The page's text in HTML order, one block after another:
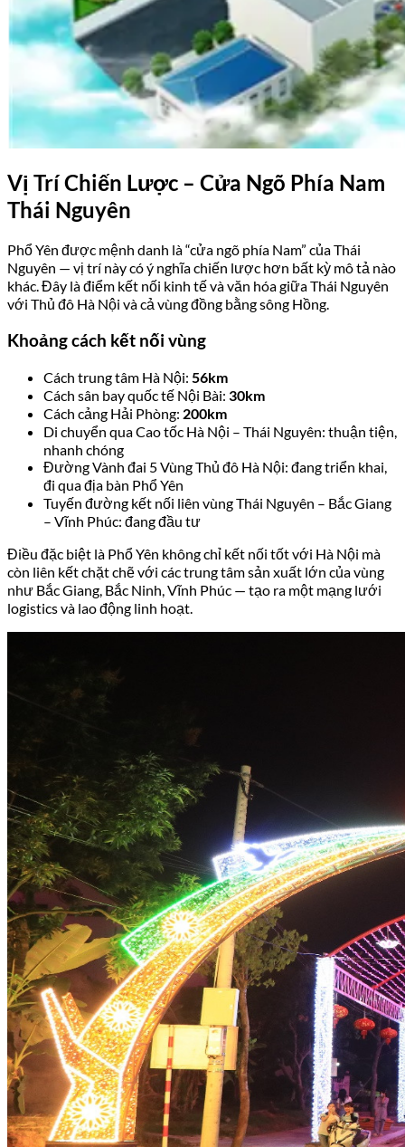
Vị Trí Chiến Lược – Cửa Ngõ Phía Nam
Thái Nguyên
Phổ Yên được mệnh danh là “cửa ngõ phía Nam” của Thái
Nguyên — vị trí này có ý nghĩa chiến lược hơn bất kỳ mô tả nào
khác. Đây là điểm kết nối kinh tế và văn hóa giữa Thái Nguyên
với Thủ đô Hà Nội và cả vùng đồng bằng sông Hồng.
Khoảng cách kết nối vùng
Cách trung tâm Hà Nội: 56km
Cách sân bay quốc tế Nội Bài: 30km
Cách cảng Hải Phòng: 200km
Di chuyển qua Cao tốc Hà Nội – Thái Nguyên: thuận tiện,
nhanh chóng
Đường Vành đai 5 Vùng Thủ đô Hà Nội: đang triển khai,
đi qua địa bàn Phổ Yên
Tuyến đường kết nối liên vùng Thái Nguyên – Bắc Giang
– Vĩnh Phúc: đang đầu tư
Điều đặc biệt là Phổ Yên không chỉ kết nối tốt với Hà Nội mà
còn liên kết chặt chẽ với các trung tâm sản xuất lớn của vùng
như Bắc Giang, Bắc Ninh, Vĩnh Phúc — tạo ra một mạng lưới
logistics và lao động linh hoạt.